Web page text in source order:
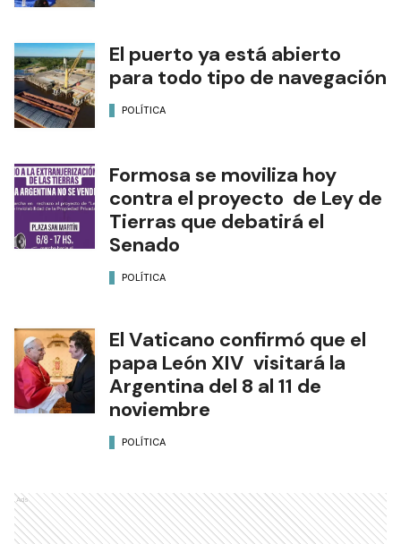
El puerto ya está abierto
para todo tipo de navegación
POLÍTICA
Formosa se moviliza hoy
contra el proyecto de Ley de
Tierras que debatirá el
Senado
POLÍTICA
El Vaticano confirmó que el
papa León XIV visitará la
Argentina del 8 al 11 de
noviembre
POLÍTICA
Ads